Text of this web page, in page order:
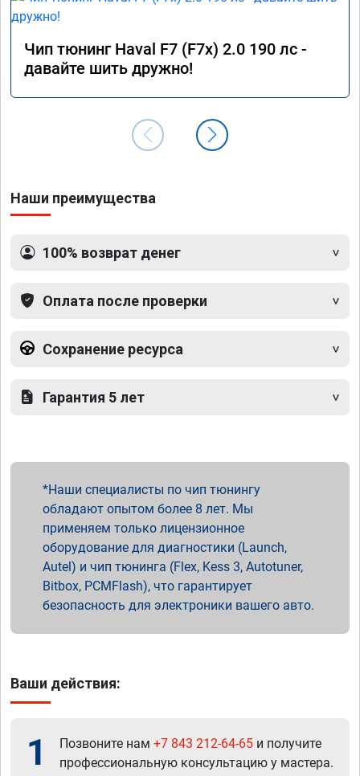
Чип тюнинг Haval F7 (F7x) 2.0 190 лс -
давайте шить дружно!
Наши преимущества
100% возврат денег
Оплата после проверки
Сохранение ресурса
Гарантия 5 лет
Наши специалисты по чип тюнингу
обладают опытом более 8 лет. Мы
применяем только лицензионное
оборудование для диагностики (Launch,
Autel) и чип тюнинга (Flex, Kess 3, Autotuner,
Bitbox, PCMFlash), что гарантирует
безопасность для электроники вашего авто.
Ваши действия:
1 Позвоните нам +7 843 212-64-65 и получите
профессиональную консультацию у мастера.